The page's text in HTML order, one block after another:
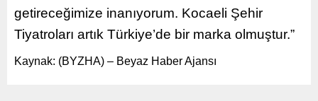
getireceğimize inanıyorum. Kocaeli Şehir
Tiyatroları artık Türkiye’de bir marka olmuştur.”
Kaynak: (BYZHA) – Beyaz Haber Ajansı